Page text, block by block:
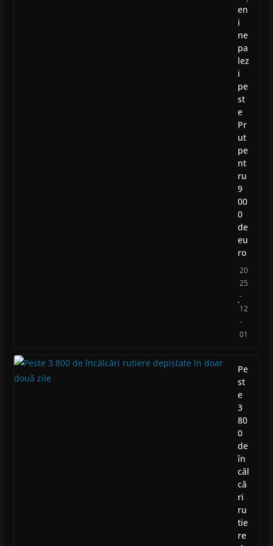
en
i
ne
pa
lez
i
pe
st
e
Pr
ut
pe
nt
ru
9
00
0
de
eu
ro
20
25
-
12
-
01
Pe
st
e
3
80
0
de
în
căl
că
ri
ru
tie
re